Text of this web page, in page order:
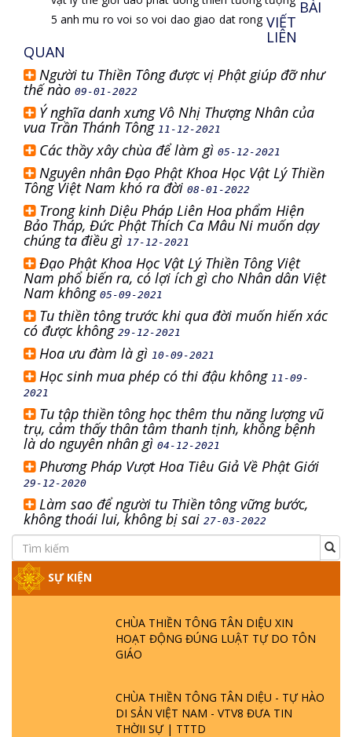
5 anh mu ro voi so voi dao giao dat rong
BÀI
VIẾT
LIÊN
QUAN
Người tu Thiền Tông được vị Phật giúp đỡ như
thế nào 09-01-2022
Ý nghĩa danh xưng Vô Nhị Thượng Nhân của
vua Trần Thánh Tông 11-12-2021
Các thầy xây chùa để làm gì 05-12-2021
Nguyên nhân Đạo Phật Khoa Học Vật Lý Thiền
Tông Việt Nam khó ra đời 08-01-2022
Trong kinh Diệu Pháp Liên Hoa phẩm Hiện
Bảo Tháp, Đức Phật Thích Ca Mâu Ni muốn dạy
chúng ta điều gì 17-12-2021
Đạo Phật Khoa Học Vật Lý Thiền Tông Việt
Nam phổ biến ra, có lợi ích gì cho Nhân dân Việt
Nam không 05-09-2021
Tu thiền tông trước khi qua đời muốn hiến xác
có được không29-12-2021
Hoa ưu đàm là gì 10-09-2021
Học sinh mua phép có thi đậu không 11-09-
2021
Tu tập thiền tông học thêm thu năng lượng vũ
trụ, cảm thấy thân tâm thanh tịnh, không bệnh
là do nguyên nhân gì 04-12-2021
Phương Pháp Vượt Hoa Tiêu Giả Về Phật Giới
29-12-2020
Làm sao để người tu Thiền tông vững bước,
không thoái lui, không bị sai 27-03-2022
SỰ KIỆN
CHÙA THIỀN TÔNG TÂN DIỆU XIN
HOẠT ĐỘNG ĐÚNG LUẬT TỰ DO TÔN
GIÁO
CHÙA THIỀN TÔNG TÂN DIỆU - TỰ HÀO
DI SẢN VIỆT NAM - VTV8 ĐƯA TIN
THỜII SỰ | TTTD